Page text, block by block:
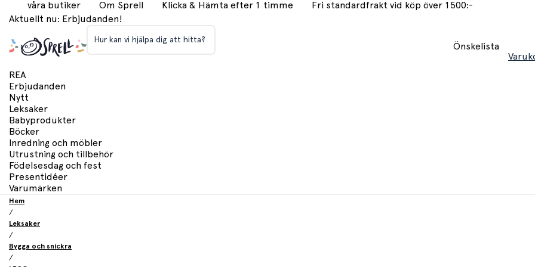
våra butiker Om Sprell Klicka & Hämta efter 1 timme
Fri standardfrakt vid köp över 1500:-
Aktuellt nu: Erbjudanden!
Hur kan vi hjälpa dig att hitta?
Önskelista
REA
Erbjudanden
Nytt
Leksaker
Babyprodukter
Böcker
Inredning och möbler
Utrustning och tillbehör
Födelsesdag och fest
Presentidéer
Varumärken
Hem
/
Leksaker
/
Bygga och snickra
/